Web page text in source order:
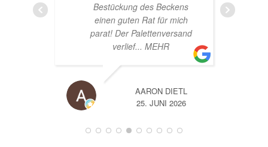
Bestückung des Beckens
einen guten Rat für mich
parat! Der Palettenversand
verlief... MEHR
AARON DIETL
25. JUNI 2026